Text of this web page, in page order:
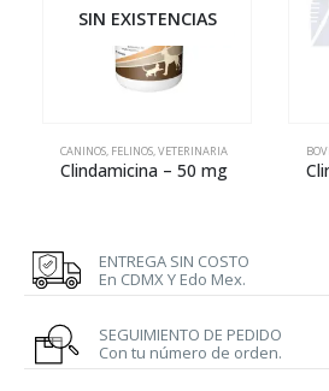
SIN EXISTENCIAS
CANINOS, FELINOS,VETERINARIA
Clindamicina – 50 mg
ENTREGA SIN COSTO
En CDMX Y Edo Mex.
SEGUIMIENTO DE PEDIDO
Con tu número de orden.